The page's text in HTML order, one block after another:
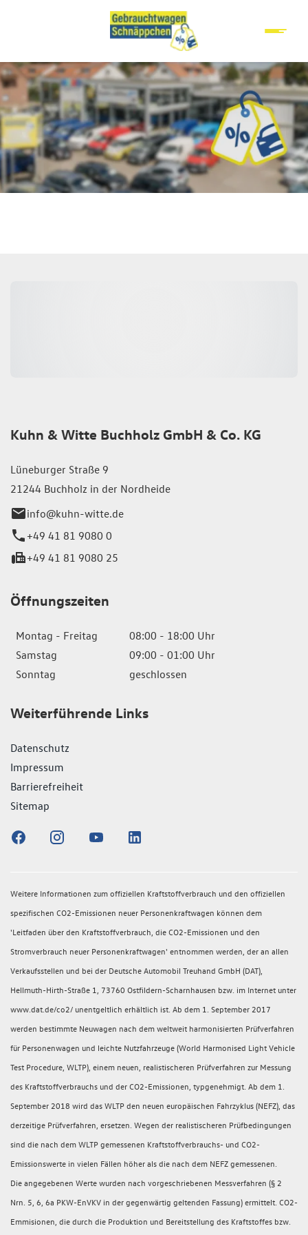
Kuhn & Witte Buchholz GmbH & Co. KG
Lüneburger Straße 9
21244 Buchholz in der Nordheide
info@kuhn-witte.de
+49 41 81 9080 0
+49 41 81 9080 25
Öffnungszeiten
Montag - Freitag
08:00 - 18:00 Uhr
Samstag
09:00 - 01:00 Uhr
Sonntag
geschlossen
Weiterführende Links
Datenschutz
Impressum
Barrierefreiheit
Sitemap
Weitere Informationen zum offiziellen Kraftstoffverbrauch und den offiziellen
spezifischen CO2-Emissionen neuer Personenkraftwagen können dem
'Leitfaden über den Kraftstoffverbrauch, die CO2-Emissionen und den
Stromverbrauch neuer Personenkraftwagen' entnommen werden, der an allen
Verkaufsstellen und bei der Deutsche Automobil Treuhand GmbH (DAT),
Hellmuth-Hirth-Straße 1, 73760 Ostfildern-Scharnhausen bzw. im Internet unter
www.dat.de/co2/ unentgeltlich erhältlich ist. Ab dem 1. September 2017
werden bestimmte Neuwagen nach dem weltweit harmonisierten Prüfverfahren
für Personenwagen und leichte Nutzfahrzeuge (World Harmonised Light Vehicle
Test Procedure, WLTP), einem neuen, realistischeren Prüfverfahren zur Messung
des Kraftstoffverbrauchs und der CO2-Emissionen, typgenehmigt. Ab dem 1.
September 2018 wird das WLTP den neuen europäischen Fahrzyklus (NEFZ), das
derzeitige Prüfverfahren, ersetzen. Wegen der realistischeren Prüfbedingungen
sind die nach dem WLTP gemessenen Kraftstoffverbrauchs- und CO2-
Emissionswerte in vielen Fällen höher als die nach dem NEFZ gemessenen.
Die angegebenen Werte wurden nach vorgeschriebenen Messverfahren (§ 2
Nrn. 5, 6, 6a PKW-EnVKV in der gegenwärtig geltenden Fassung) ermittelt. CO2-
Emmisionen, die durch die Produktion und Bereitstellung des Kraftstoffes bzw.